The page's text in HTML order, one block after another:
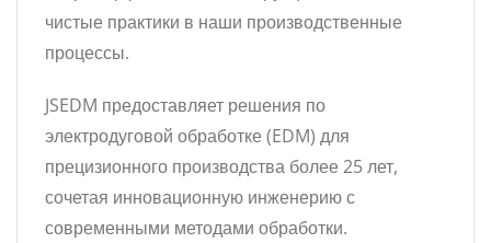
чистые практики в наши производственные
процессы.
JSEDM предоставляет решения по
электродуговой обработке (EDM) для
прецизионного производства более 25 лет,
сочетая инновационную инженерию с
современными методами обработки.